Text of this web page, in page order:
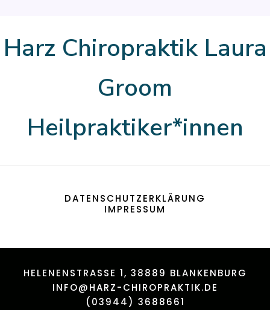
Harz Chiropraktik Laura
Groom
Heilpraktiker*innen
DATENSCHUTZERKLÄRUNG
IMPRESSUM
HELENENSTRASSE 1, 38889 BLANKENBURG
INFO@HARZ-CHIROPRAKTIK.DE
(03944) 3688661